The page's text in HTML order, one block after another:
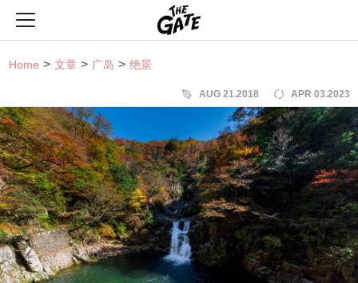
Home 文章 广岛 绝景
AUG 21.2018 APR 03.2023